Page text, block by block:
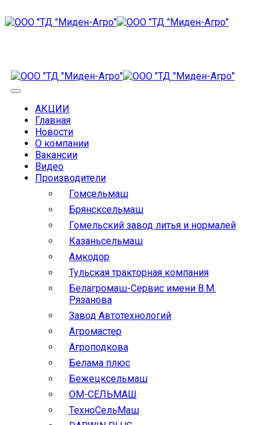
АКЦИИ
Главная
Новости
О компании
Вакансии
Видео
Производители
Гомсельмаш
Брянсксельмаш
Гомельский завод литья и нормалей
Казаньсельмаш
Амкодор
Тульская тракторная компания
Белагромаш-Сервис имени В.М.
Рязанова
Завод Автотехнологий
Агромастер
Агроподкова
Белама плюс
Бежецксельмаш
ОМ-СЕЛЬМАШ
ТехноСельМаш